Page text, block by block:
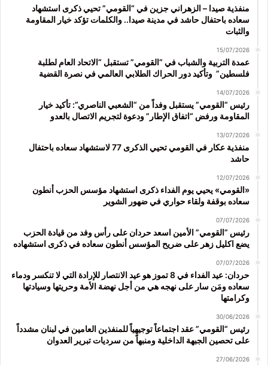
منفذية صيدا – الزهراني جزين في “القومي” تحيي ذكرى استشهاد
سعاده باحتفال حاشد في مدينة صيدا.. والكلمات تؤكد خيار المقاومة
والثبات
15/07/2026
عمدة التربية والشباب في “القومي” تستقبل “الاتحاد العام لطلبة
فلسطين” وتأكيد دور الحراك الطلابي العالمي في نصرة القضية
14/07/2026
رئيس “القومي” يستقبل وفداً من “الشعبي الناصري”: تأكيد خيار
المقاومة ورفض “اتفاق الإطار” ودعوة لتجريم الاتصال بالعدو
13/07/2026
منفذية عكار في القومي تحيي الذكرى 77 لاستشهاد سعاده باحتفال
حاشد
12/07/2026
«القومي» يحيي يوم الفداء ذكرى استشهاد مؤسس الحزب أنطون
سعاده بوقفة ولقاء حواري في ضهور الشوير
07/07/2026
رئيس “القومي” الأمين اسعد حردان على رأس وفد من قيادة الحزب
يضع اكليل زهر على ضريح المؤسس أنطون سعاده في ذكرى استشهاده
07/07/2026
حردان: عيد الفداء في 8 تموز هو عيد الانتصار للإرادة التي لا تنكسر ودماء
سعاده ومَن سار على نهجه هي من أجل نهضة الأمة وحريتها وسيادتها
وكرامتها
30/06/2026
رئيس “القومي” عقد اجتماعاً توجيهياً للمنفذين العامين في لبنان مشدداً
على تحصين الجبهة الداخلية ومنبهاً من سرديات تبرير العدوان
27/06/2026